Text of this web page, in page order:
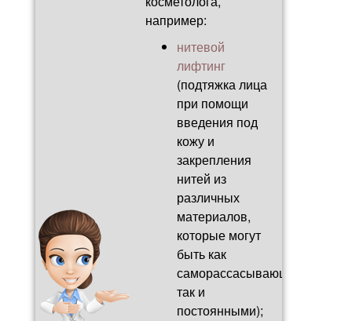
например:
нитевой
лифтинг
(подтяжка лица
при помощи
введения под
кожу и
закрепления
нитей из
различных
материалов,
которые могут
быть как
саморассасывающимися,
так и
постоянными);